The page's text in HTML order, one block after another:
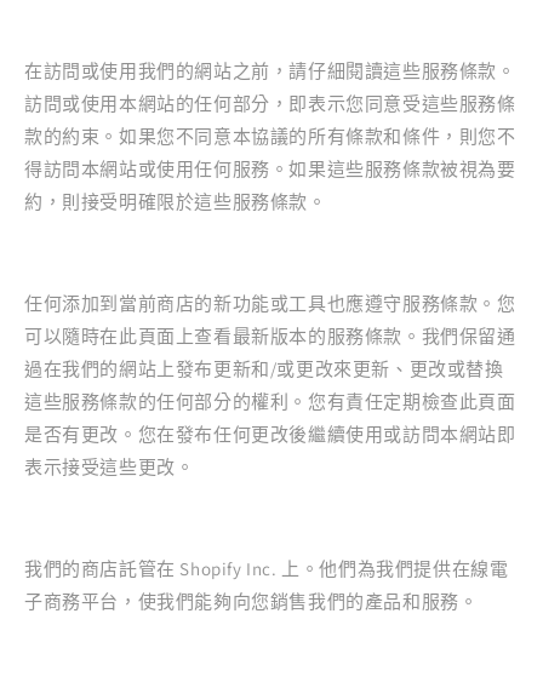
在訪問或使用我們的網站之前，請仔細閱讀這些服務條款。
訪問或使用本網站的任何部分，即表示您同意受這些服務條
款的約束。如果您不同意本協議的所有條款和條件，則您不
得訪問本網站或使用任何服務。如果這些服務條款被視為要
約，則接受明確限於這些服務條款。
任何添加到當前商店的新功能或工具也應遵守服務條款。您
可以隨時在此頁面上查看最新版本的服務條款。我們保留通
過在我們的網站上發布更新和/或更改來更新、更改或替換
這些服務條款的任何部分的權利。您有責任定期檢查此頁面
是否有更改。您在發布任何更改後繼續使用或訪問本網站即
表示接受這些更改。
我們的商店託管在 Shopify Inc. 上。他們為我們提供在線電
子商務平台，使我們能夠向您銷售我們的產品和服務。